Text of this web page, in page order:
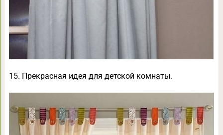
15. Прекрасная идея для детской комнаты.